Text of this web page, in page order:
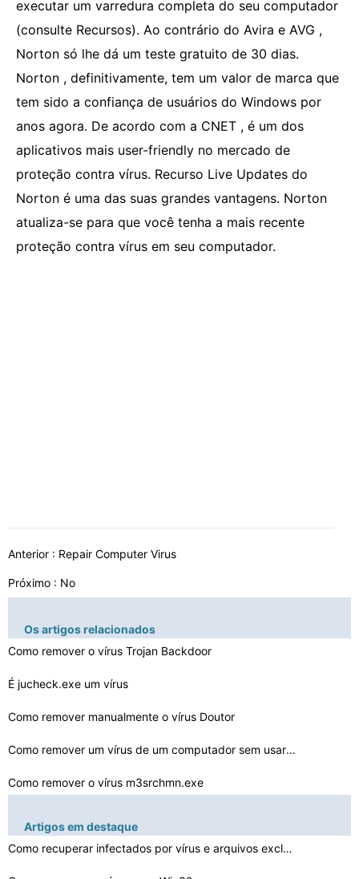
executar um varredura completa do seu computador
(consulte Recursos). Ao contrário do Avira e AVG ,
Norton só lhe dá um teste gratuito de 30 dias.
Norton , definitivamente, tem um valor de marca que
tem sido a confiança de usuários do Windows por
anos agora. De acordo com a CNET , é um dos
aplicativos mais user-friendly no mercado de
proteção contra vírus. Recurso Live Updates do
Norton é uma das suas grandes vantagens. Norton
atualiza-se para que você tenha a mais recente
proteção contra vírus em seu computador.
Anterior : Repair Computer Virus
Próximo : No
Os artigos relacionados
Como remover o vírus Trojan Backdoor
É jucheck.exe um vírus
Como remover manualmente o vírus Doutor
Como remover um vírus de um computador sem usar um pro…
Como remover o vírus m3srchmn.exe
As diferenças em um Worm e um Vírus Backdoor
Artigos em destaque
Como recuperar infectados por vírus e arquivos excluí…